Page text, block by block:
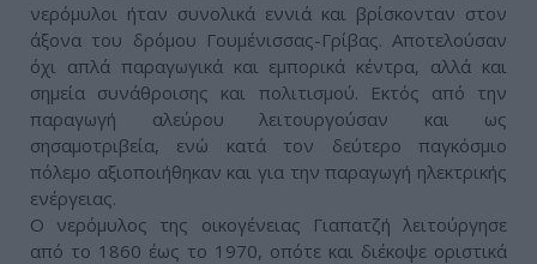
νερόμυλοι ήταν συνολικά εννιά και βρίσκονταν στον
άξονα του δρόμου Γουμένισσας-Γρίβας. Αποτελούσαν
όχι απλά παραγωγικά και εμπορικά κέντρα, αλλά και
σημεία συνάθροισης και πολιτισμού. Εκτός από την
παραγωγή αλεύρου λειτουργούσαν και ως
σησαμοτριβεία, ενώ κατά τον δεύτερο παγκόσμιο
πόλεμο αξιοποιήθηκαν και για την παραγωγή ηλεκτρικής
ενέργειας.
Ο νερόμυλος της οικογένειας Γιαπατζή λειτούργησε
από το 1860 έως το 1970, οπότε και διέκοψε οριστικά